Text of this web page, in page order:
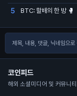
5 BTC: 할배의 한 방 🥊
코인피드
해외 소셜미디어 및 커뮤니